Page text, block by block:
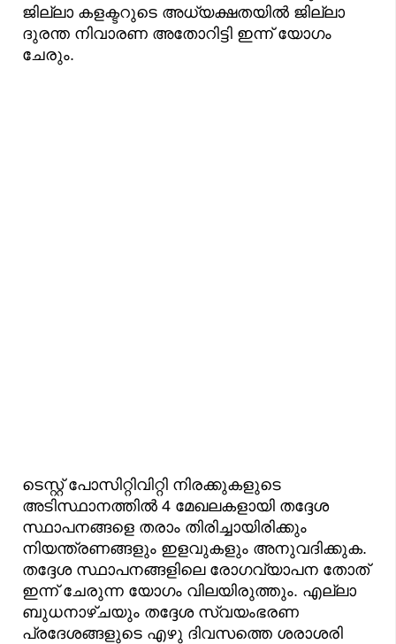
ജില്ലാ കളക്ടറുടെ അധ്യക്ഷതയിൽ ജില്ലാ
ദുരന്ത നിവാരണ അതോറിട്ടി ഇന്ന് യോഗം
ചേരും.
ടെസ്റ്റ് പോസിറ്റിവിറ്റി നിരക്കുകളുടെ
അടിസ്ഥാനത്തിൽ 4 മേഖലകളായി തദ്ദേശ
സ്ഥാപനങ്ങളെ തരാം തിരിച്ചായിരിക്കും
നിയന്ത്രണങ്ങളും ഇളവുകളും അനുവദിക്കുക.
തദ്ദേശ സ്ഥാപനങ്ങളിലെ രോഗവ്യാപന തോത്
ഇന്ന് ചേരുന്ന യോഗം വിലയിരുത്തും. എല്ലാ
ബുധനാഴ്ചയും തദ്ദേശ സ്വയംഭരണ
പ്രദേശങ്ങളുടെ എഴു ദിവസത്തെ ശരാശരി